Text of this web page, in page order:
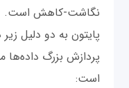
نگاشت-کاهش است.
پایتون به دو دلیل
پردازش بزرگ داده‌ها
است: